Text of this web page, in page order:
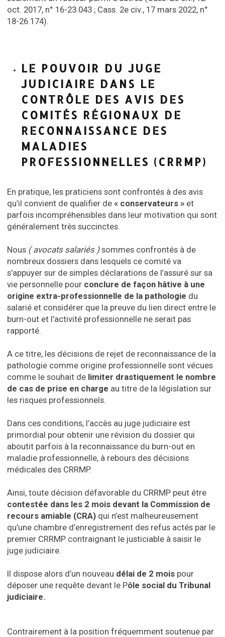
oct. 2017, n° 16-23.043 ; Cass. 2e civ., 17 mars 2022, n°
18-26.174).
LE POUVOIR DU JUGE
JUDICIAIRE DANS LE
CONTRÔLE DES AVIS DES
COMITÉS RÉGIONAUX DE
RECONNAISSANCE DES
MALADIES
PROFESSIONNELLES (CRRMP)
En pratique, les praticiens sont confrontés à des avis
qu’il convient de qualifier de « conservateurs » et
parfois incompréhensibles dans leur motivation qui sont
généralement très succinctes.
Nous ( avocats salariés )sommes confrontés à de
nombreux dossiers dans lesquels ce comité va
s’appuyer sur de simples déclarations de l’assuré sur sa
vie personnelle pour conclure de façon hâtive à une
origine extra-professionnelle de la pathologie du
salarié et considérer que la preuve du lien direct entre le
burn-out et l’activité professionnelle ne serait pas
rapporté.
A ce titre, les décisions de rejet de reconnaissance de la
pathologie comme origine professionnelle sont vécues
comme le souhait de limiter drastiquement le nombre
de cas de prise en charge au titre de la législation sur
les risques professionnels.
Dans ces conditions, l’accès au juge judiciaire est
primordial pour obtenir une révision du dossier qui
aboutit parfois à la reconnaissance du burn-out en
maladie professionnelle, à rebours des décisions
médicales des CRRMP.
Ainsi, toute décision défavorable du CRRMP peut être
contestée dans les 2 mois devant la Commission de
recours amiable (CRA) qui n’est malheureusement
qu’une chambre d’enregistrement des refus actés par le
premier CRRMP contraignant le justiciable à saisir le
juge judiciaire.
Il dispose alors d’un nouveau délai de 2 mois pour
déposer une requête devant le Pôle social du Tribunal
judiciaire.
Contrairement à la position fréquemment soutenue par